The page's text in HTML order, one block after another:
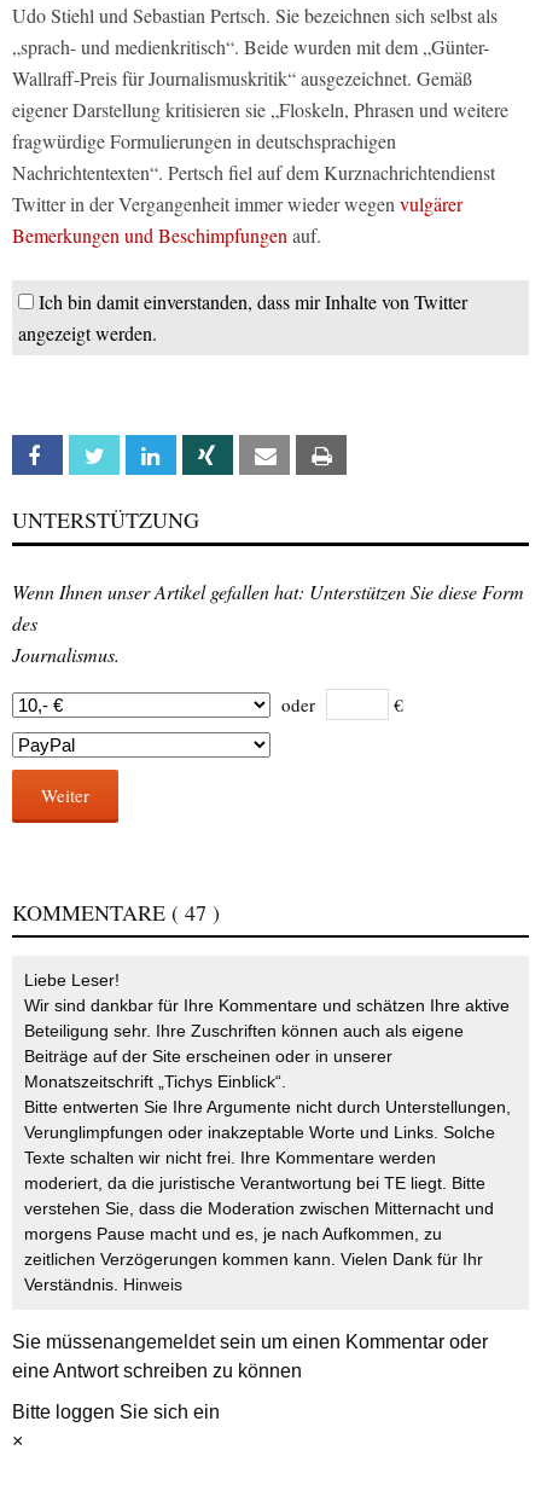
Udo Stiehl und Sebastian Pertsch. Sie bezeichnen sich selbst als
„sprach- und medienkritisch“. Beide wurden mit dem „Günter-
Wallraff-Preis für Journalismuskritik“ ausgezeichnet. Gemäß
eigener Darstellung kritisieren sie „Floskeln, Phrasen und weitere
fragwürdige Formulierungen in deutschsprachigen
Nachrichtentexten“. Pertsch fiel auf dem Kurznachrichtendienst
Twitter in der Vergangenheit immer wieder wegen vulgärer
Bemerkungen und Beschimpfungen auf.
Ich bin damit einverstanden, dass mir Inhalte von Twitter
angezeigt werden.
Facebook Twitter Linkedin Xing Email
UNTERSTÜTZUNG
Wenn Ihnen unser Artikel gefallen hat: Unterstützen Sie diese Form
des
Journalismus.
oder €
Weiter
KOMMENTARE ( 47 )
Liebe Leser!
Wir sind dankbar für Ihre Kommentare und schätzen Ihre aktive
Beteiligung sehr. Ihre Zuschriften können auch als eigene
Beiträge auf der Site erscheinen oder in unserer
Monatszeitschrift „Tichys Einblick“.
Bitte entwerten Sie Ihre Argumente nicht durch Unterstellungen,
Verunglimpfungen oder inakzeptable Worte und Links. Solche
Texte schalten wir nicht frei. Ihre Kommentare werden
moderiert, da die juristische Verantwortung bei TE liegt. Bitte
verstehen Sie, dass die Moderation zwischen Mitternacht und
morgens Pause macht und es, je nach Aufkommen, zu
zeitlichen Verzögerungen kommen kann. Vielen Dank für Ihr
Verständnis. Hinweis
Sie müssenangemeldetsein um einen Kommentar oder
eine Antwort schreiben zu können
Bitte loggen Sie sich ein
×